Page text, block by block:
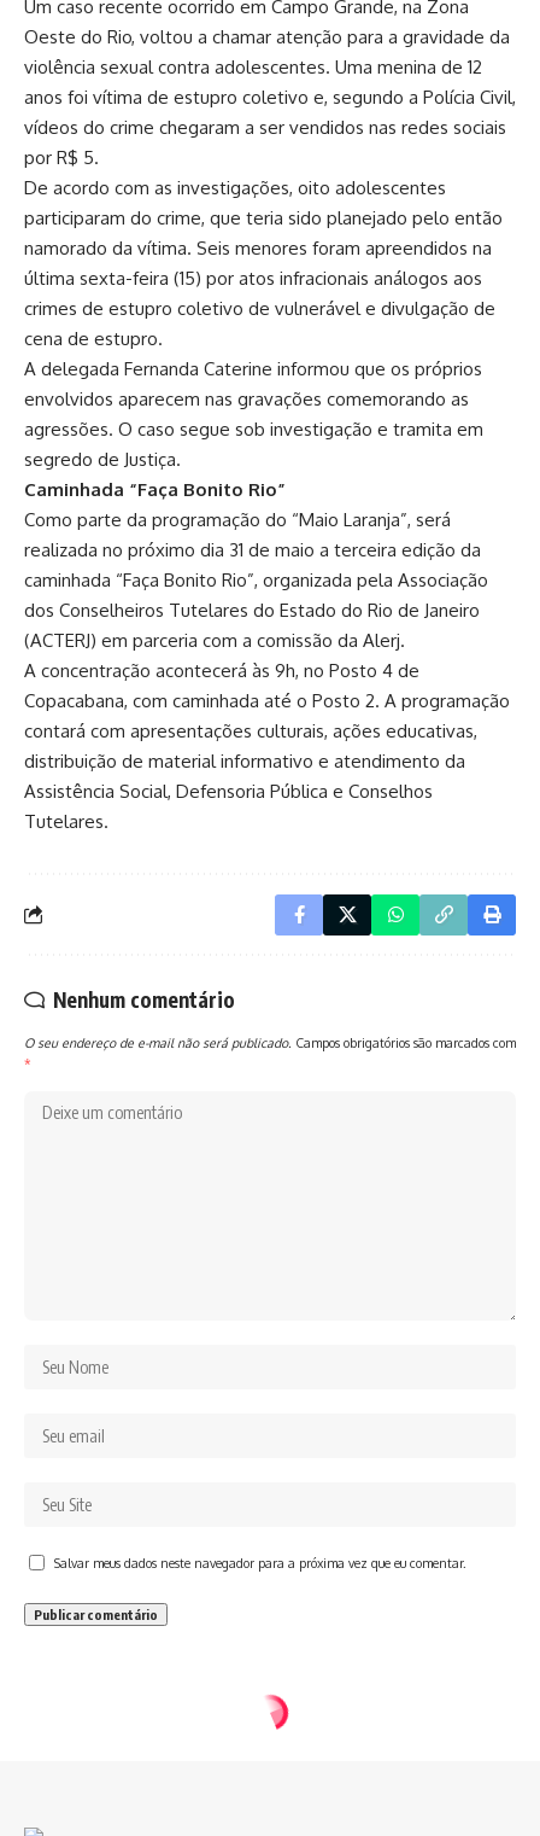
Um caso recente ocorrido em Campo Grande, na Zona
Oeste do Rio, voltou a chamar atenção para a gravidade da
violência sexual contra adolescentes. Uma menina de 12
anos foi vítima de estupro coletivo e, segundo a Polícia Civil,
vídeos do crime chegaram a ser vendidos nas redes sociais
por R$ 5.
De acordo com as investigações, oito adolescentes
participaram do crime, que teria sido planejado pelo então
namorado da vítima. Seis menores foram apreendidos na
última sexta-feira (15) por atos infracionais análogos aos
crimes de estupro coletivo de vulnerável e divulgação de
cena de estupro.
A delegada Fernanda Caterine informou que os próprios
envolvidos aparecem nas gravações comemorando as
agressões. O caso segue sob investigação e tramita em
segredo de Justiça.
Caminhada “Faça Bonito Rio”
Como parte da programação do “Maio Laranja”, será
realizada no próximo dia 31 de maio a terceira edição da
caminhada “Faça Bonito Rio”, organizada pela Associação
dos Conselheiros Tutelares do Estado do Rio de Janeiro
(ACTERJ) em parceria com a comissão da Alerj.
A concentração acontecerá às 9h, no Posto 4 de
Copacabana, com caminhada até o Posto 2. A programação
contará com apresentações culturais, ações educativas,
distribuição de material informativo e atendimento da
Assistência Social, Defensoria Pública e Conselhos
Tutelares.
Nenhum comentário
O seu endereço de e-mail não será publicado. Campos obrigatórios são marcados com
*
Salvar meus dados neste navegador para a próxima vez que eu comentar.